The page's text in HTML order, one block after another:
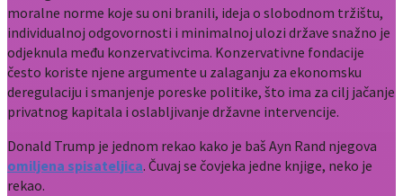
moralne norme koje su oni branili, ideja o slobodnom tržištu,
individualnoj odgovornosti i minimalnoj ulozi države snažno je
odjeknula među konzervativcima. Konzervativne fondacije
često koriste njene argumente u zalaganju za ekonomsku
deregulaciju i smanjenje poreske politike, što ima za cilj jačanje
privatnog kapitala i oslabljivanje državne intervencije.
Donald Trump je jednom rekao kako je baš Ayn Rand njegova
omiljena spisateljica. Čuvaj se čovjeka jedne knjige, neko je
rekao.